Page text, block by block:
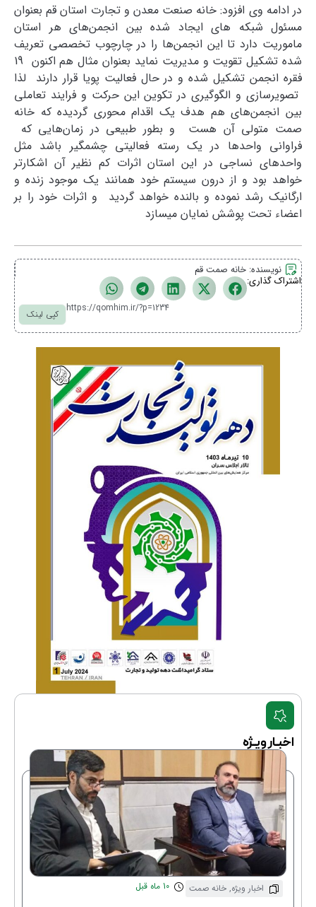
در ادامه وی افزود: خانه صنعت معدن و تجارت استان قم بعنوان
مسئول شبکه های ایجاد شده بین انجمن‌های هر استان
ماموریت دارد تا این انجمن‌ها را در چارچوب تخصصی تعریف
شده تشکیل تقویت و مدیریت نماید بعنوان مثال هم اکنون 19
فقره انجمن تشکیل شده و در حال فعالیت پویا قرار دارند لذا
تصویرسازی و الگوگیری در تکوین این حرکت و فرایند تعاملی
بین انجمن‌های هم هدف یک اقدام محوری گردیده که خانه
صمت متولی آن هست و بطور طبیعی در زمان‌هایی که
فراوانی واحدها در یک رسته فعالیتی چشمگیر باشد مثل
واحدهای نساجی در این استان اثرات کم نظیر آن اشکارتر
خواهد بود و از درون سیستم خود همانند یک موجود زنده و
ارگانیک رشد نموده و بالنده خواهد گردید و اثرات خود را بر
اعضاء تحت پوشش نمایان میسازد
نویسنده: خانه صمت قم
اشتراک گذاری:
کپی لینک https://qomhim.ir/?p=1234
اخبـار ویـژه
اخبار ویژه, خانه صمت 10 ماه قبل